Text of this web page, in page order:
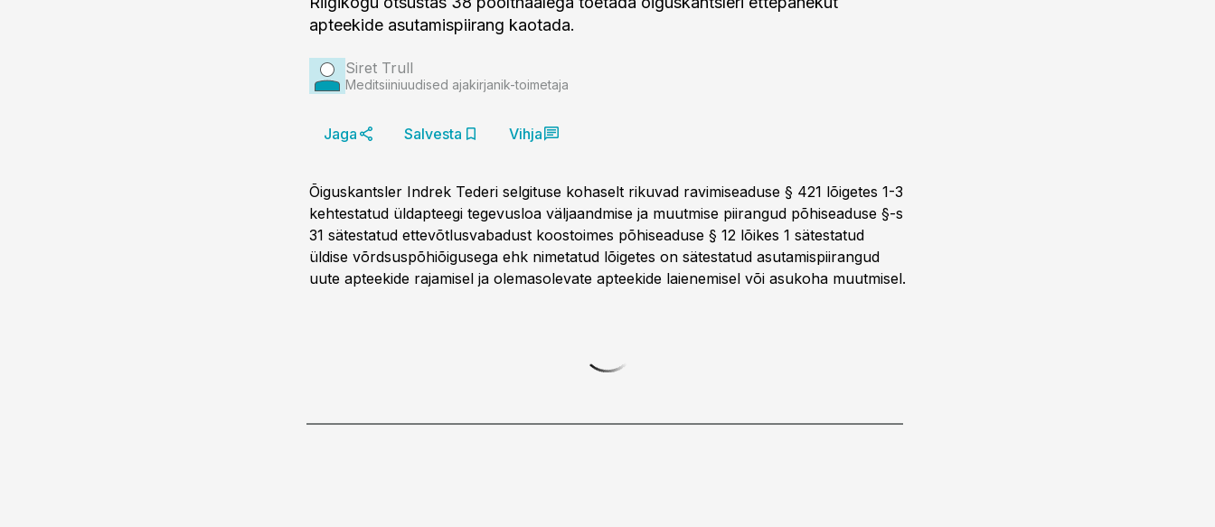
apteekide asutamispiirang kaotada.
Siret Trull
Meditsiiniuudised ajakirjanik-toimetaja
Jaga Salvesta Vihja
Õiguskantsler Indrek Tederi selgituse kohaselt rikuvad ravimiseaduse § 421 lõigetes 1-3
kehtestatud üldapteegi tegevusloa väljaandmise ja muutmise piirangud põhiseaduse §-s
31 sätestatud ettevõtlusvabadust koostoimes põhiseaduse § 12 lõikes 1 sätestatud
üldise võrdsuspõhiõigusega ehk nimetatud lõigetes on sätestatud asutamispiirangud
uute apteekide rajamisel ja olemasolevate apteekide laienemisel või asukoha muutmisel.